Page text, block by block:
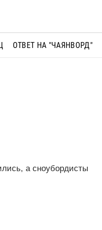
ОТВЕТ НА "ЧАЯНВОРД"
а сноубордисты